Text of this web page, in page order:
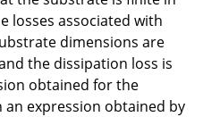
losses associated with
dimensions are
the dissipation loss is
obtained for the
expression obtained by